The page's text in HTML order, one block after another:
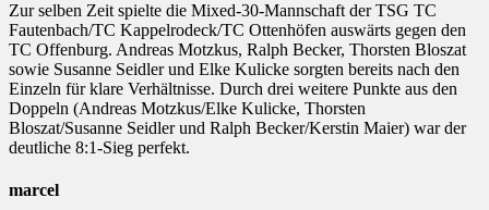
Zur selben Zeit spielte die Mixed-30-Mannschaft der TSG TC
Fautenbach/TC Kappelrodeck/TC Ottenhöfen auswärts gegen den
TC Offenburg. Andreas Motzkus, Ralph Becker, Thorsten Bloszat
sowie Susanne Seidler und Elke Kulicke sorgten bereits nach den
Einzeln für klare Verhältnisse. Durch drei weitere Punkte aus den
Doppeln (Andreas Motzkus/Elke Kulicke, Thorsten
Bloszat/Susanne Seidler und Ralph Becker/Kerstin Maier) war der
deutliche 8:1-Sieg perfekt.
marcel